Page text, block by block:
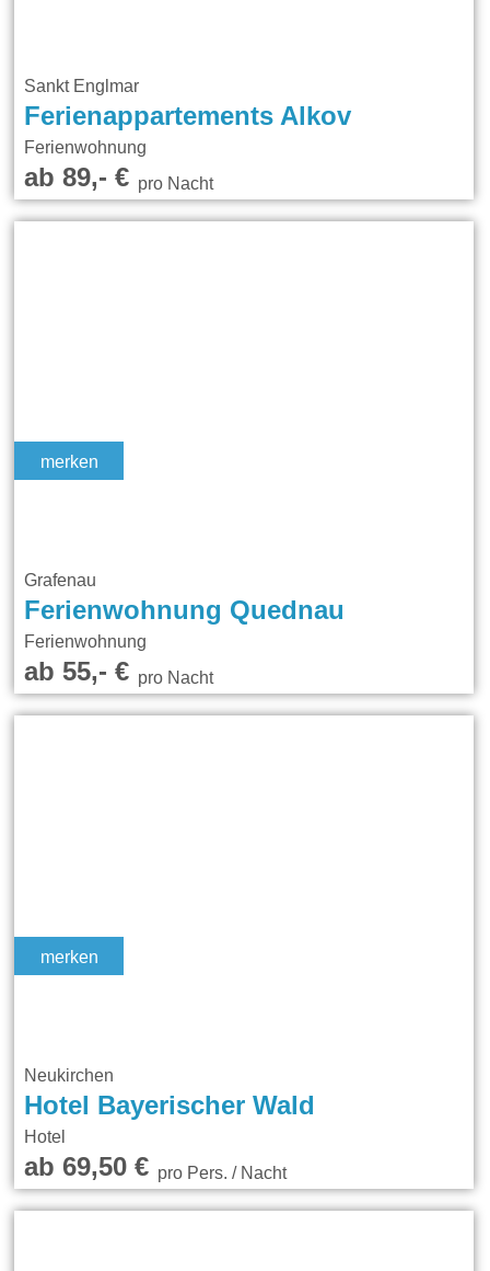
Sankt Englmar
Ferienappartements Alkov
Ferienwohnung
ab 89,- €pro Nacht
merken
Grafenau
Ferienwohnung Quednau
Ferienwohnung
ab 55,- €pro Nacht
merken
Neukirchen
Hotel Bayerischer Wald
Hotel
ab 69,50 €pro Pers. / Nacht